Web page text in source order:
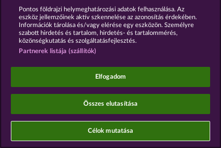
©2026 Whow Games GmbH
Pontos földrajzi helymeghatározási adatok felhasználása. Az
eszköz jellemzőinek aktív szkennelése az azonosítás érdekében.
Információk tárolása és/vagy elérése egy eszközön. Személyre
szabott hirdetés és tartalom, hirdetés- és tartalommérés,
közönségkutatás és szolgáltatásfejlesztés.
Partnerek listája (szállítók)
Elfogadom
Összes elutasítása
Célok mutatása